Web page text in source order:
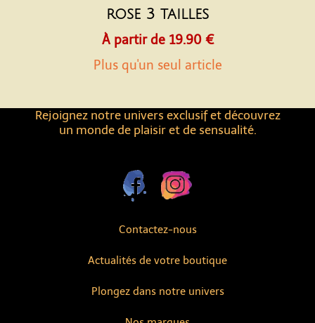
Contactez-nous
Actualités de votre boutique
Rejoignez notre univers exclusif et découvrez
un monde de plaisir et de sensualité.
Plongez dans notre univers
rose 3 tailles
À partir de 19.90 €
Plus qu'un seul article